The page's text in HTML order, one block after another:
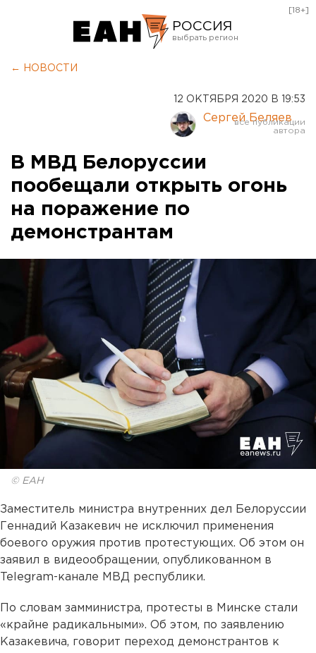
РОССИЯ
Курган
Оренбург
[18+]
← НОВОСТИ
12 ОКТЯБРЯ 2020 В 19:53
Сергей Беляев
В МВД Белоруссии
пообещали открыть огонь
на поражение по
демонстрантам
© ЕАН
Заместитель министра внутренних дел Белоруссии
Геннадий Казакевич не исключил применения
боевого оружия против протестующих. Об этом он
заявил в видеообращении, опубликованном в
Telegram-канале МВД республики.
По словам замминистра, протесты в Минске стали
«крайне радикальными». Об этом, по заявлению
Казакевича, говорит переход демонстрантов к